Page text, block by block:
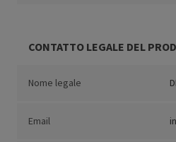
CONTATTO LEGALE DEL
Nome legale
Email